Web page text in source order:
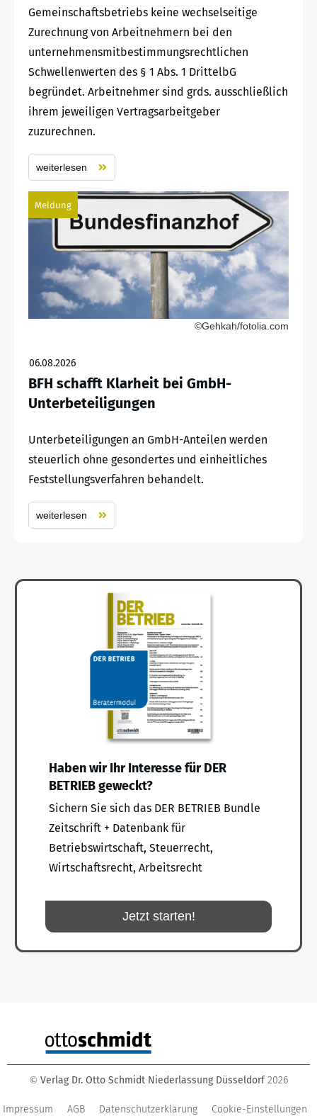
Gemeinschaftsbetriebs keine wechselseitige
Zurechnung von Arbeitnehmern bei den
unternehmensmitbestimmungsrechtlichen
Schwellenwerten des § 1 Abs. 1 DrittelbG
begründet. Arbeitnehmer sind grds. ausschließlich
ihrem jeweiligen Vertragsarbeitgeber
zuzurechnen.
weiterlesen
Meldung
©Gehkah/fotolia.com
06.08.2026
BFH schafft Klarheit bei GmbH-
Unterbeteiligungen
Unterbeteiligungen an GmbH-Anteilen werden
steuerlich ohne gesondertes und einheitliches
Feststellungsverfahren behandelt.
weiterlesen
Haben wir Ihr Interesse für DER
BETRIEB geweckt?
Sichern Sie sich das DER BETRIEB Bundle
Zeitschrift + Datenbank für
Betriebswirtschaft, Steuerrecht,
Wirtschaftsrecht, Arbeitsrecht
Jetzt starten!
© Verlag Dr. Otto Schmidt Niederlassung Düsseldorf 2026
Impressum AGB Datenschutzerklärung Cookie-Einstellungen